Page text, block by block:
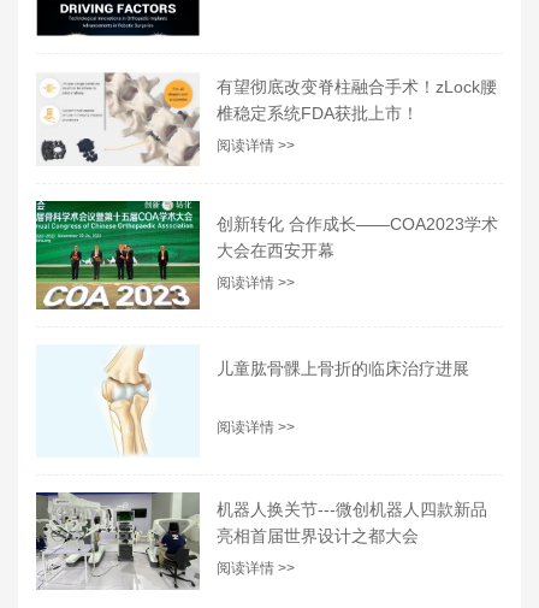
有望彻底改变脊柱融合手术！zLock腰
椎稳定系统FDA获批上市！
阅读详情 >>
创新转化 合作成长——COA2023学术
大会在西安开幕
阅读详情 >>
儿童肱骨髁上骨折的临床治疗进展
阅读详情 >>
机器人换关节---微创机器人四款新品
亮相首届世界设计之都大会
阅读详情 >>